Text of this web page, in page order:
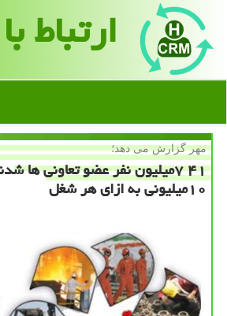
ارتباط
مهر گزارش می دهد؛
۴۱ ۷میلیون نفر عضو تعاونی ها
۱۰میلیونی به ازای هر شغل